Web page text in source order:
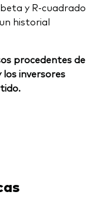
y R-cuadrado
historial
procedentes de
inversores